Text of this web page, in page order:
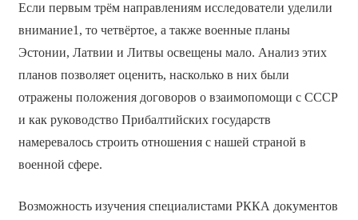
Если первым трём направлениям исследователи уделили
внимание1, то четвёртое, а также военные планы
Эстонии, Латвии и Литвы освещены мало. Анализ этих
планов позволяет оценить, насколько в них были
отражены положения договоров о взаимопомощи с СССР
и как руководство Прибалтийских государств
намеревалось строить отношения с нашей страной в
военной сфере.
Возможность изучения специалистами РККА документов